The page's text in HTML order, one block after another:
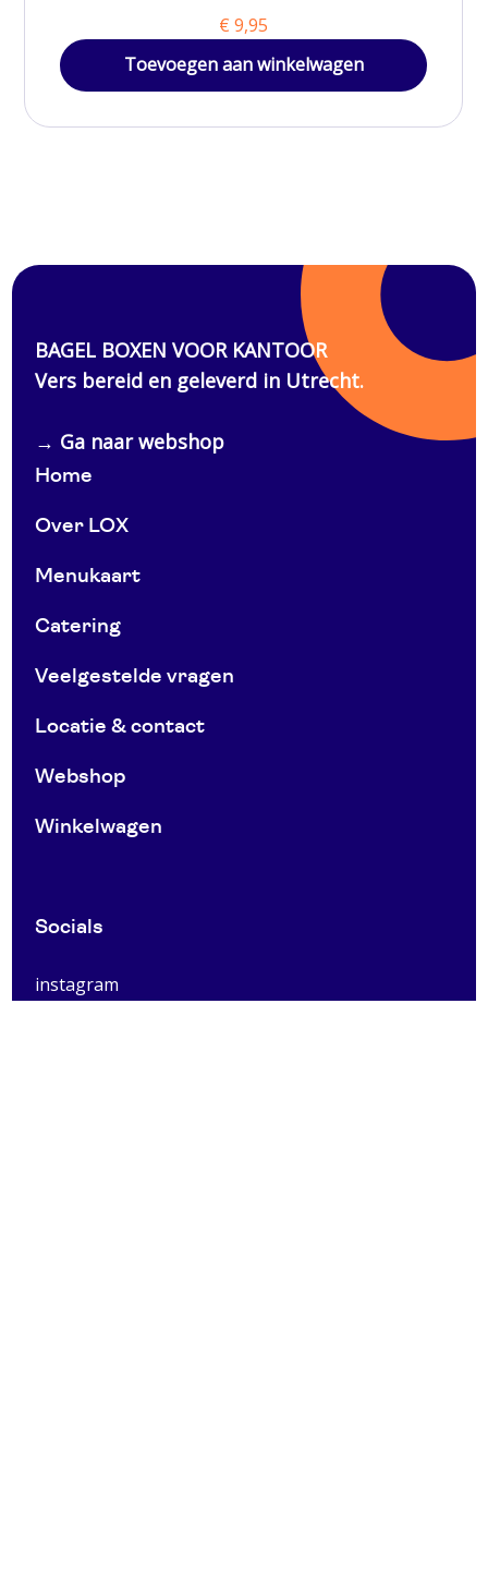
€ 9,95
Toevoegen aan winkelwagen
Home
Over LOX
Menukaart
Catering
Veelgestelde vragen
Locatie & contact
Webshop
Winkelwagen
Socials
instagram